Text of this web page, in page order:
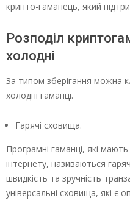
крипто-гаманець, який
Розподіл
холодні
За типом зберігання можна
холодні гаманці.
Гарячі сховища.
Програмні гаманці, які
інтернету, називаються
швидкість та зручність
універсальні сховища, які є